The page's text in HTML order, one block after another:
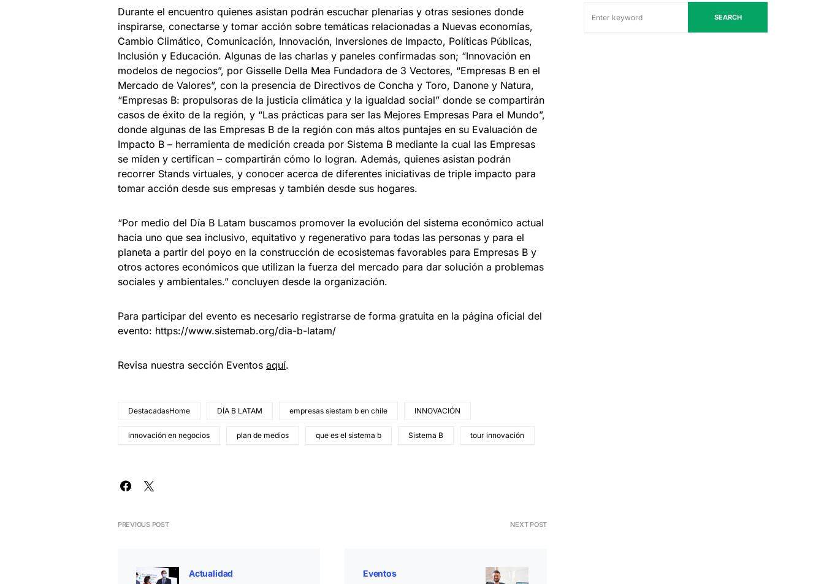
Durante el encuentro quienes asistan podrán escuchar plenarias y otras sesiones donde
inspirarse, conectarse y tomar acción sobre temáticas relacionadas a Nuevas economías,
Cambio Climático, Comunicación, Innovación, Inversiones de Impacto, Políticas Públicas,
Inclusión y Educación. Algunas de las charlas y paneles confirmadas son; “Innovación en
modelos de negocios”, por Gisselle Della Mea Fundadora de 3 Vectores, “Empresas B en el
Mercado de Valores”, con la presencia de Directivos de Concha y Toro, Danone y Natura,
“Empresas B: propulsoras de la justicia climática y la igualdad social” donde se compartirán
casos de éxito de la región, y “Las prácticas para ser las Mejores Empresas Para el Mundo”,
donde algunas de las Empresas B de la región con más altos puntajes en su Evaluación de
Impacto B – herramienta de medición creada por Sistema B mediante la cual las Empresas
se miden y certifican – compartirán cómo lo logran. Además, quienes asistan podrán
recorrer Stands virtuales, y conocer acerca de diferentes iniciativas de triple impacto para
tomar acción desde sus empresas y también desde sus hogares.
“Por medio del Día B Latam buscamos promover la evolución del sistema económico actual
hacia uno que sea inclusivo, equitativo y regenerativo para todas las personas y para el
planeta a partir del poyo en la construcción de ecosistemas favorables para Empresas B y
otros actores económicos que utilizan la fuerza del mercado para dar solución a problemas
sociales y ambientales.” concluyen desde la organización.
Para participar del evento es necesario registrarse de forma gratuita en la página oficial del
evento: https://www.sistemab.org/dia-b-latam/
Revisa nuestra sección Eventos aquí.
DestacadasHome DÍA B LATAM empresas siestam b en chile INNOVACIÓN
innovación en negocios plan de medios que es el sistema b Sistema B tour innovación
PREVIOUS POST
Actualidad
NEXT POST
Eventos
SEARCH